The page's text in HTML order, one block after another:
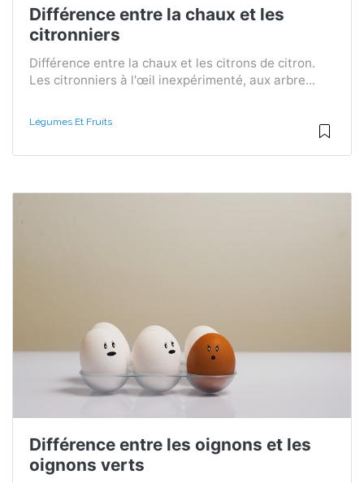
Différence entre la chaux et les
citronniers
Différence entre la chaux et les citrons de citron.
Les citronniers à l'œil inexpérimenté, aux arbre...
Légumes Et Fruits
Différence entre les oignons et les
oignons verts